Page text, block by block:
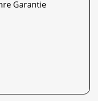
Garantie